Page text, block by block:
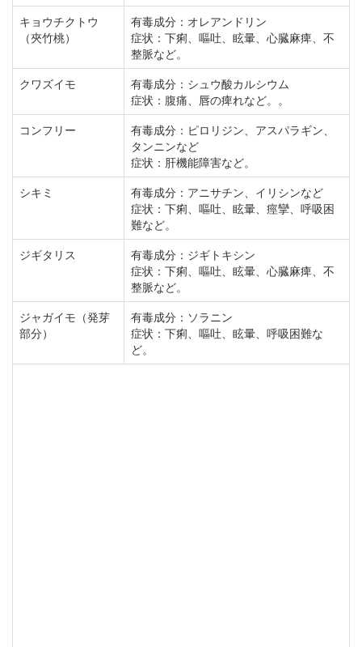
キョウチクトウ
（夾竹桃）
有毒成分：オレアンドリン
症状：下痢、嘔吐、眩暈、心臓麻痺、不
整脈など。
クワズイモ
有毒成分：シュウ酸カルシウム
症状：腹痛、唇の痺れなど。。
コンフリー
有毒成分：ピロリジン、アスパラギン、
タンニンなど
症状：肝機能障害など。
シキミ
有毒成分：アニサチン、イリシンなど
症状：下痢、嘔吐、眩暈、痙攣、呼吸困
難など。
ジギタリス
有毒成分：ジギトキシン
症状：下痢、嘔吐、眩暈、心臓麻痺、不
整脈など。
ジャガイモ（発芽
部分）
有毒成分：ソラニン
症状：下痢、嘔吐、眩暈、呼吸困難な
ど。